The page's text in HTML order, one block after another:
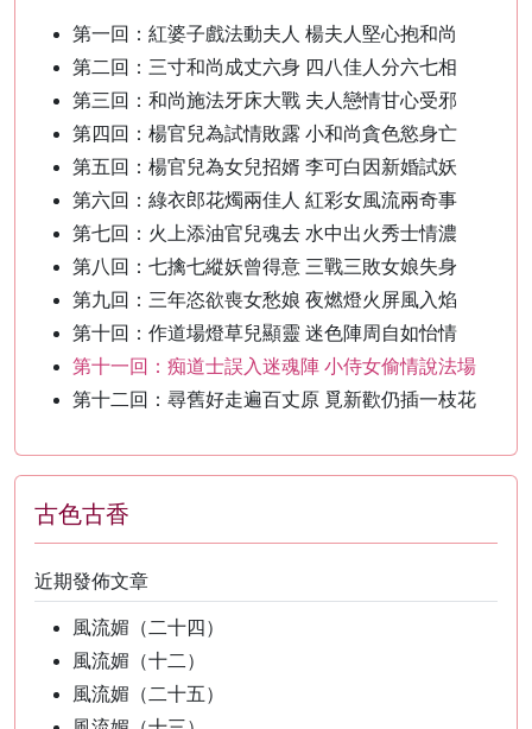
第一回：紅婆子戲法動夫人 楊夫人堅心抱和尚
第二回：三寸和尚成丈六身 四八佳人分六七相
第三回：和尚施法牙床大戰 夫人戀情甘心受邪
第四回：楊官兒為試情敗露 小和尚貪色慾身亡
第五回：楊官兒為女兒招婿 李可白因新婚試妖
第六回：綠衣郎花燭兩佳人 紅彩女風流兩奇事
第七回：火上添油官兒魂去 水中出火秀士情濃
第八回：七擒七縱妖曾得意 三戰三敗女娘失身
第九回：三年恣欲喪女愁娘 夜燃燈火屏風入焰
第十回：作道場燈草兒顯靈 迷色陣周自如怡情
第十一回：痴道士誤入迷魂陣 小侍女偷情說法場
第十二回：尋舊好走遍百丈原 覓新歡仍插一枝花
古色古香
近期發佈文章
風流媚（二十四）
風流媚（十二）
風流媚（二十五）